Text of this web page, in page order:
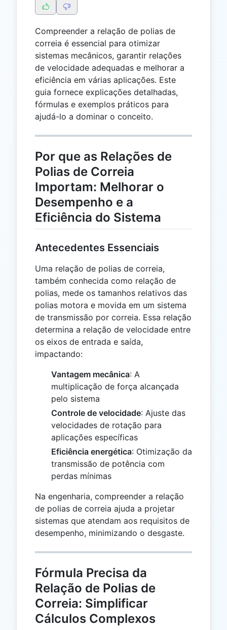
Compreender a relação de polias de
correia é essencial para otimizar
sistemas mecânicos, garantir relações
de velocidade adequadas e melhorar a
eficiência em várias aplicações. Este
guia fornece explicações detalhadas,
fórmulas e exemplos práticos para
ajudá-lo a dominar o conceito.
Por que as Relações de
Polias de Correia
Importam: Melhorar o
Desempenho e a
Eficiência do Sistema
Antecedentes Essenciais
Uma relação de polias de correia,
também conhecida como relação de
polias, mede os tamanhos relativos das
polias motora e movida em um sistema
de transmissão por correia. Essa relação
determina a relação de velocidade entre
os eixos de entrada e saída,
impactando:
Vantagem mecânica: A
multiplicação de força alcançada
pelo sistema
Controle de velocidade: Ajuste das
velocidades de rotação para
aplicações específicas
Eficiência energética: Otimização da
transmissão de potência com
perdas mínimas
Na engenharia, compreender a relação
de polias de correia ajuda a projetar
sistemas que atendam aos requisitos de
desempenho, minimizando o desgaste.
Fórmula Precisa da
Relação de Polias de
Correia: Simplificar
Cálculos Complexos